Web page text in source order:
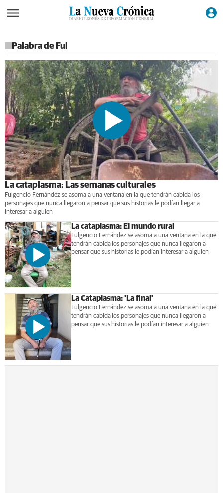
Palabra de Ful
La cataplasma: Las semanas culturales
Fulgencio Fernández se asoma a una ventana en la que tendrán cabida los
personajes que nunca llegaron a pensar que sus historias le podían llegar a
interesar a alguien
La cataplasma: El mundo rural
Fulgencio Fernández se asoma a una ventana en la que
tendrán cabida los personajes que nunca llegaron a
pensar que sus historias le podían interesar a alguien
La Cataplasma: 'La final'
Fulgencio Fernández se asoma a una ventana en la que
tendrán cabida los personajes que nunca llegaron a
pensar que sus historias le podían interesar a alguien